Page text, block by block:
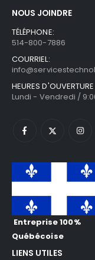
NOUS JOINDRE
TÉLÉPHONE:
514-800-7886
COURRIEL:
HEURES D'OUVERTURE
Lundi - Vendredi /
Entreprise 100%
Québécoise
LIENS UTILES